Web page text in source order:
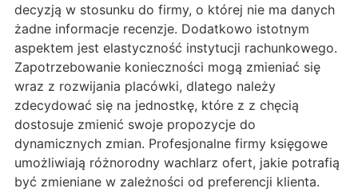
decyzją w stosunku do firmy, o której nie ma danych
żadne informacje recenzje. Dodatkowo istotnym
aspektem jest elastyczność instytucji rachunkowego.
Zapotrzebowanie konieczności mogą zmieniać się
wraz z rozwijania placówki, dlatego należy
zdecydować się na jednostkę, które z z chęcią
dostosuje zmienić swoje propozycje do
dynamicznych zmian. Profesjonalne firmy księgowe
umożliwiają różnorodny wachlarz ofert, jakie potrafią
być zmieniane w zależności od preferencji klienta.